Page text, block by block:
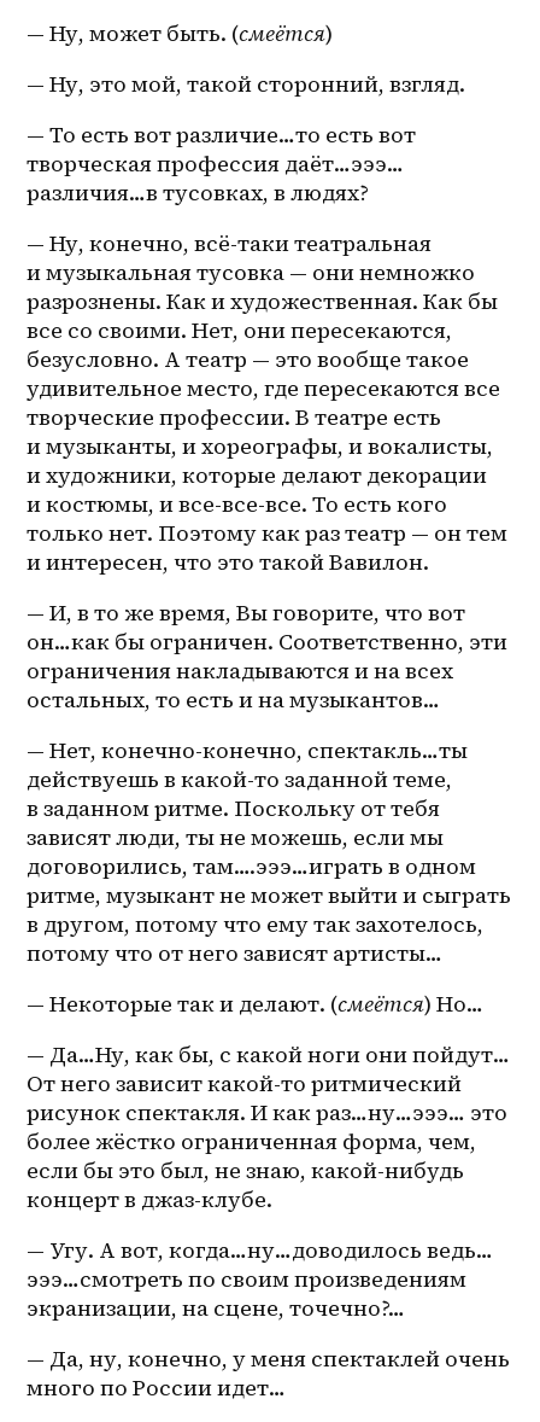
— Ну, может быть. (смеётся)
— Ну, это мой, такой сторонний, взгляд.
— То есть вот различие…то есть вот
творческая профессия даёт…эээ…
различия…в тусовках, в людях?
— Ну, конечно, всё-таки театральная
и музыкальная тусовка — они немножко
разрознены. Как и художественная. Как бы
все со своими. Нет, они пересекаются,
безусловно. А театр — это вообще такое
удивительное место, где пересекаются все
творческие профессии. В театре есть
и музыканты, и хореографы, и вокалисты,
и художники, которые делают декорации
и костюмы, и все-все-все. То есть кого
только нет. Поэтому как раз театр — он тем
и интересен, что это такой Вавилон.
— И, в то же время, Вы говорите, что вот
он…как бы ограничен. Соответственно, эти
ограничения накладываются и на всех
остальных, то есть и на музыкантов…
— Нет, конечно-конечно, спектакль…ты
действуешь в какой-то заданной теме,
в заданном ритме. Поскольку от тебя
зависят люди, ты не можешь, если мы
договорились, там….эээ…играть в одном
ритме, музыкант не может выйти и сыграть
в другом, потому что ему так захотелось,
потому что от него зависят артисты…
— Некоторые так и делают. (смеётся) Но…
— Да…Ну, как бы, с какой ноги они пойдут…
От него зависит какой-то ритмический
рисунок спектакля. И как раз…ну…эээ… это
более жёстко ограниченная форма, чем,
если бы это был, не знаю, какой-нибудь
концерт в джаз-клубе.
— Угу. А вот, когда…ну…доводилось ведь…
эээ…смотреть по своим произведениям
экранизации, на сцене, точечно?…
— Да, ну, конечно, у меня спектаклей очень
много по России идет…